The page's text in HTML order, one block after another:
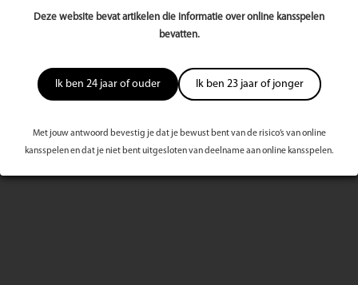
Deze website bevat artikelen die informatie over online kansspelen
bevatten.
Ik ben 24 jaar of ouder Ik ben 23 jaar of jonger
Met jouw antwoord bevestig je dat je bewust bent van de risico’s van online
kansspelen en dat je niet bent uitgesloten van deelname aan online kansspelen.
Meest bekeken dit kwartaal